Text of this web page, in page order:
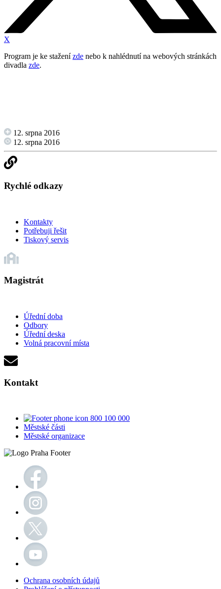
X
Program je ke staženízde nebo k nahlédnutí na webových stránkách
divadla zde.
12. srpna 2016
12. srpna 2016
Rychlé odkazy
Kontakty
Potřebuji řešit
Tiskový servis
Magistrát
Úřední doba
Odbory
Úřední deska
Volná pracovní místa
Kontakt
800 100 000
Městské části
Městské organizace
Ochrana osobních údajů